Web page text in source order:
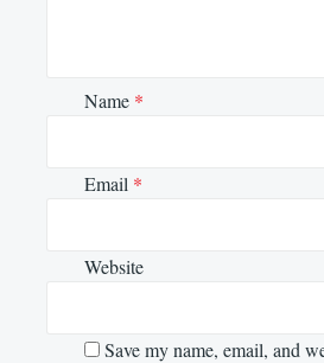
Name *
Email *
Website
Save my name, email, and